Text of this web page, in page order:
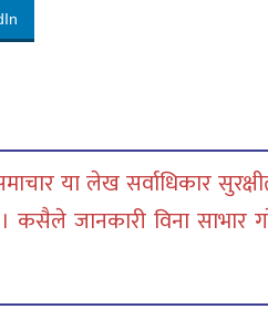
या लेख सर्वाधिकार
कसैले जानकारी विना साभार